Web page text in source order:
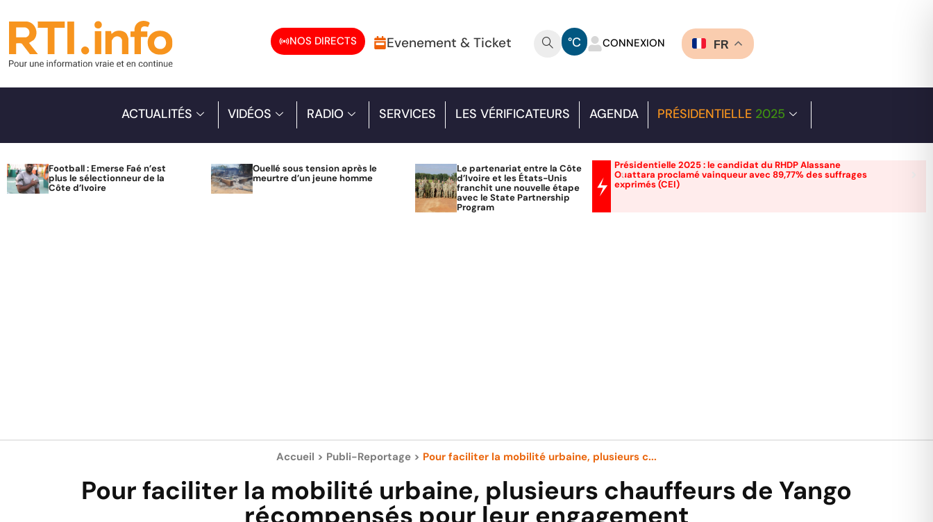
NOS DIRECTS Evenement & Ticket °C CONNEXION FR
ACTUALITÉS VIDÉOS RADIO SERVICES LES VÉRIFICATEURS AGENDA PRÉSIDENTIELLE 2025
Football : Emerse Faé n’est
plus le sélectionneur de la
Côte d’Ivoire
Ouellé sous tension après le
meurtre d’un jeune homme
Le partenariat entre la Côte
d’Ivoire et les États-Unis
franchit une nouvelle étape
avec le State Partnership
Program
Présidentielle 2025 : le candidat du RHDP Alassane
Ouattara proclamé vainqueur avec 89,77% des suffrages
exprimés (CEI)
Accueil > Publi-Reportage > Pour faciliter la mobilité urbaine, plusieurs c...
Pour faciliter la mobilité urbaine, plusieurs chauffeurs de Yango
récompensés pour leur engagement